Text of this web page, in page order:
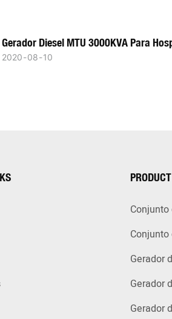
Gerador Diesel MTU 3000KVA Para
2020 08 10
PRODUCT
Gerador
Gerador
Gerador